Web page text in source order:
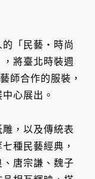
「民藝・時尚
將臺北時裝週
師合作的服裝，
心展出。
，以及傳統表
種民藝經典，
唐宗謙、魏子